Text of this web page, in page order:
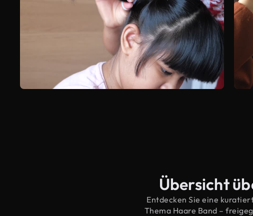
Übersicht
Entdecken Sie eine
Thema Haare Band –